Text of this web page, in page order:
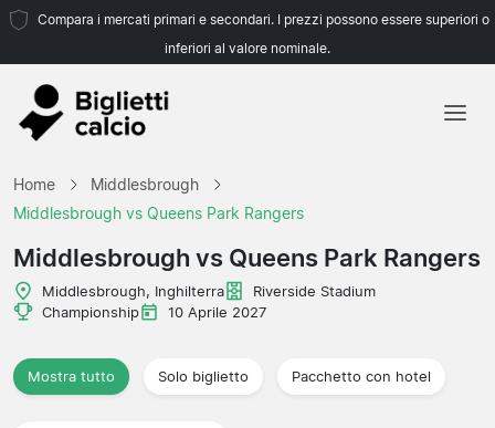
Compara i mercati primari e secondari. I prezzi possono essere superiori o
inferiori al valore nominale.
Squadre
Campionati
Agenzie di viaggio
Home
Middlesbrough
Middlesbrough vs Queens Park Rangers
Middlesbrough vs Queens Park Rangers
Middlesbrough, Inghilterra
Riverside Stadium
Championship
10 Aprile 2027
Mostra tutto Solo biglietto Pacchetto con hotel